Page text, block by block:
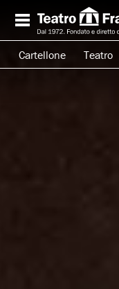
Cartellone Teatro